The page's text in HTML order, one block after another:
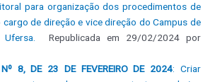
para organização dos procedimentos de
cargo de direção e vice direção do Campus de
Ufersa.
Republicada em 29/02/2024 por
Nº 8, DE 23 DE FEVEREIRO DE 2024: Criar